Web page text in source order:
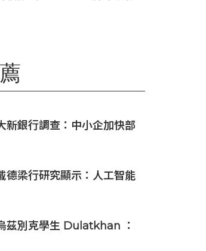
新銀行調查：中小企加快部
德梁行研究顯示：人工智能
茲別克學生 Dulatkhan ：